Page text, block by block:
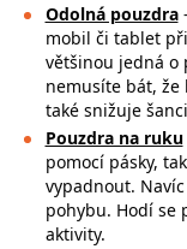
Odolná pouzdra
mobil či tablet
většinou jedná o
nemusíte bát, že
také snižuje
Pouzdra na ruku
pomocí pásky,
vypadnout.
pohybu. Hodí se
aktivity.